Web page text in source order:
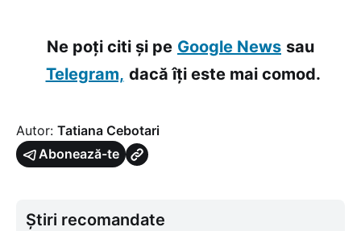
Ne poți citi și pe Google News sau
Telegram, dacă îți este mai comod.
Autor: Tatiana Cebotari
Abonează-te
Știri recomandate